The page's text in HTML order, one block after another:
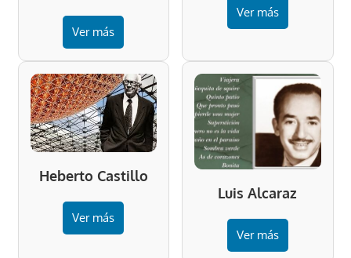
Ver más
Ver más
Heberto Castillo
Ver más
Luis Alcaraz
Ver más